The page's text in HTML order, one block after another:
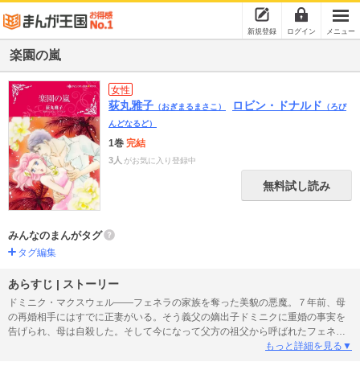
新規登録 ログイン メニュー
楽園の嵐
女性
荻丸雅子 （おぎまるまさこ） ロビン・ドナルド （ろび
んどなるど）
1巻 完結
3人 がお気に入り登録中
無料試し読み
みんなのまんがタグ
タグ編集
あらすじ | ストーリー
ドミニク・マクスウェル――フェネラの家族を奪った美貌の悪魔。７年前、母
の再婚相手にはすでに正妻がいる。そう義父の嫡出子ドミニクに重婚の事実を
告げられ、母は自殺した。そして今になって父方の祖父から呼ばれたフェネラ
の父親違いの弟は困惑し、姉に助けを求めてきたのだ。私は歓迎されないだろ
もっと詳細を見る▼